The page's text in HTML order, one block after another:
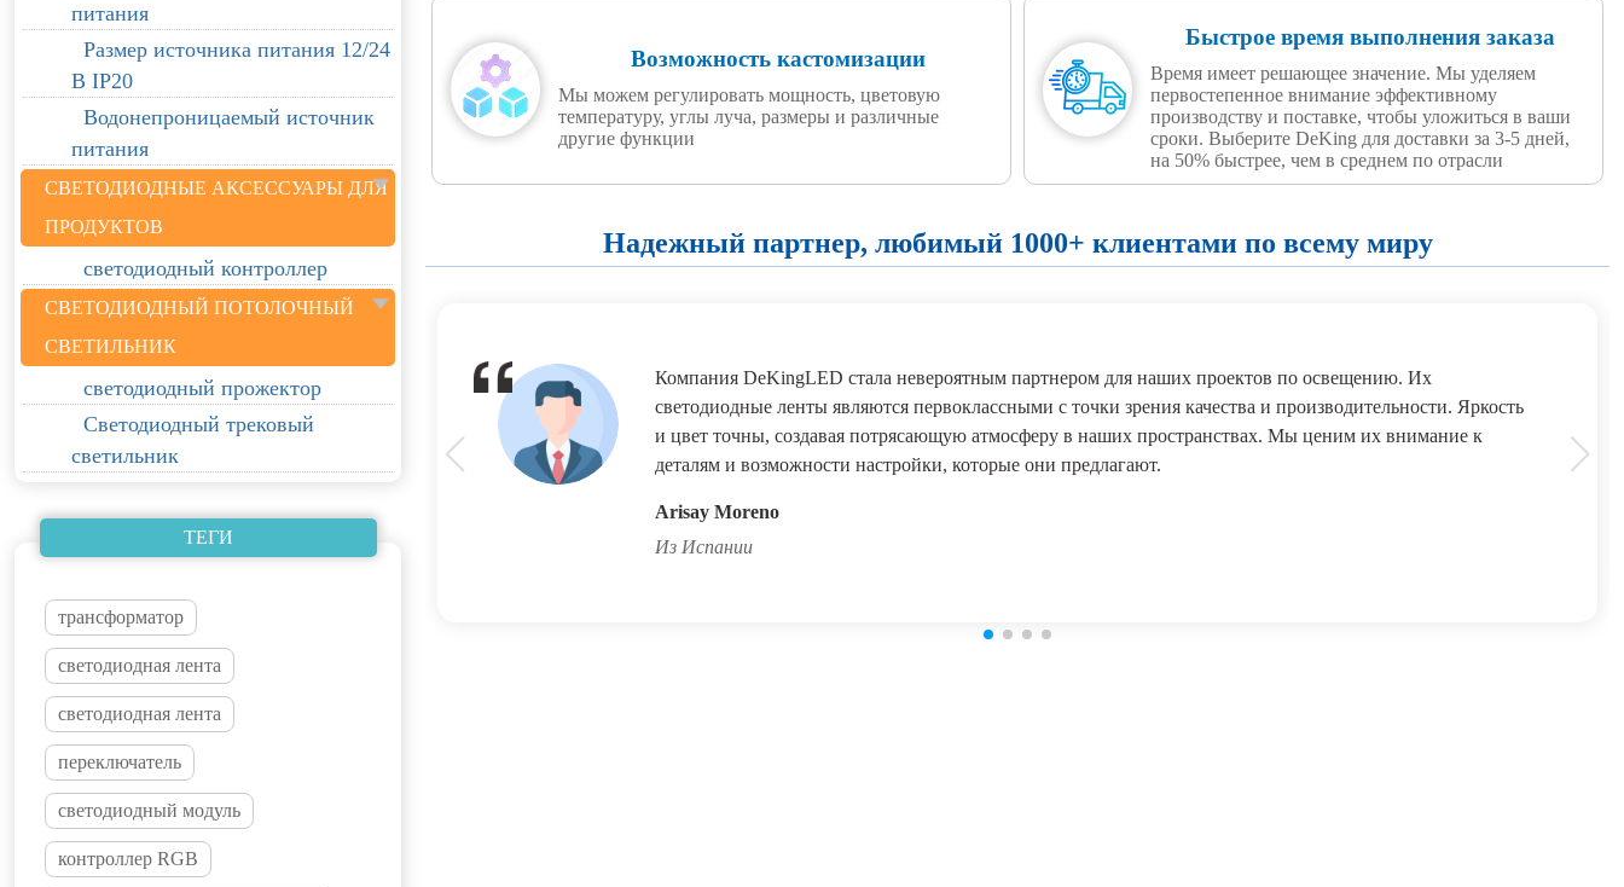
питания
Размер источника питания 12/24
В IP20
Водонепроницаемый источник
питания
СВЕТОДИОДНЫЕ АКСЕССУАРЫ ДЛЯ
ПРОДУКТОВ
светодиодный контроллер
СВЕТОДИОДНЫЙ ПОТОЛОЧНЫЙ
СВЕТИЛЬНИК
светодиодный прожектор
Светодиодный трековый
светильник
ТЕГИ
трансформатор
светодиодная лента
светодиодная лента
переключатель
светодиодный модуль
контроллер RGB
Возможность кастомизации
Мы можем регулировать мощность, цветовую
температуру, углы луча, размеры и различные
другие функции
Быстрое время выполнения заказа
Время имеет решающее значение. Мы уделяем
первостепенное внимание эффективному
производству и поставке, чтобы уложиться в ваши
сроки. Выберите DeKing для доставки за 3-5 дней,
на 50% быстрее, чем в среднем по отрасли
Надежный партнер, любимый 1000+ клиентами по всему миру
Компания DeKingLED стала невероятным партнером для наших проектов по освещению. Их
светодиодные ленты являются первоклассными с точки зрения качества и производительности. Яркость
и цвет точны, создавая потрясающую атмосферу в наших пространствах. Мы ценим их внимание к
деталям и возможности настройки, которые они предлагают.
Arisay Moreno
Из Испании